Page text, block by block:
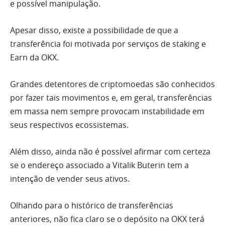
e possível manipulação.
Apesar disso, existe a possibilidade de que a
transferência foi motivada por serviços de staking e
Earn da OKX.
Grandes detentores de criptomoedas são conhecidos
por fazer tais movimentos e, em geral, transferências
em massa nem sempre provocam instabilidade em
seus respectivos ecossistemas.
Além disso, ainda não é possível afirmar com certeza
se o endereço associado a Vitalik Buterin tem a
intenção de vender seus ativos.
Olhando para o histórico de transferências
anteriores, não fica claro se o depósito na OKX terá